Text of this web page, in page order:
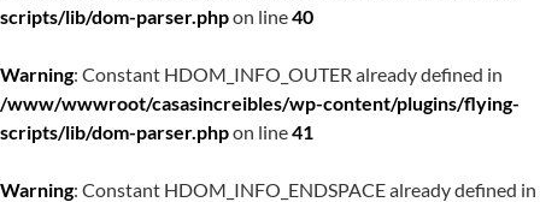
scripts/lib/dom-parser.phpon line40
Warning: Constant HDOM_INFO_OUTER already defined in
/www/wwwroot/casasincreibles/wp-content/plugins/flying-
scripts/lib/dom-parser.phpon line41
Warning: Constant HDOM_INFO_ENDSPACE already defined in